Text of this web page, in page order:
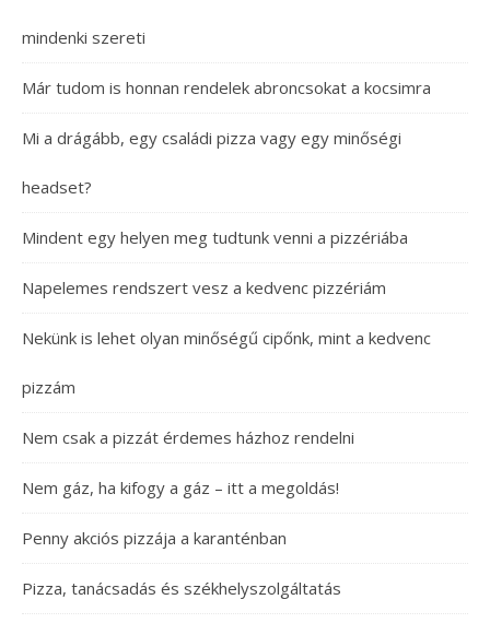
mindenki szereti
Már tudom is honnan rendelek abroncsokat a kocsimra
Mi a drágább, egy családi pizza vagy egy minőségi
headset?
Mindent egy helyen meg tudtunk venni a pizzériába
Napelemes rendszert vesz a kedvenc pizzériám
Nekünk is lehet olyan minőségű cipőnk, mint a kedvenc
pizzám
Nem csak a pizzát érdemes házhoz rendelni
Nem gáz, ha kifogy a gáz – itt a megoldás!
Penny akciós pizzája a karanténban
Pizza, tanácsadás és székhelyszolgáltatás